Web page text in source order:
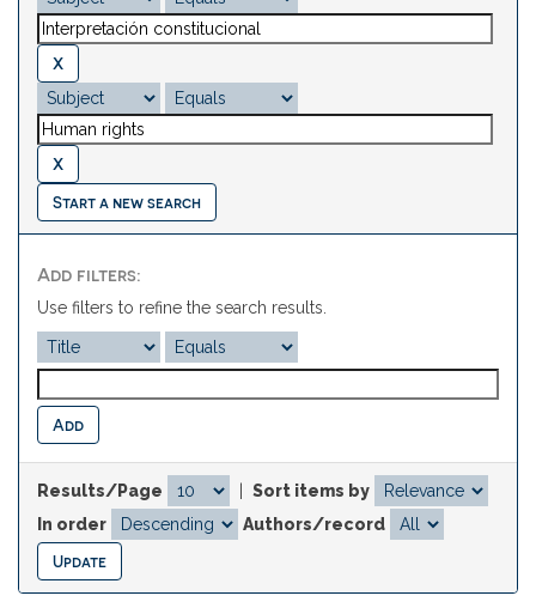
Start a new search
Add filters:
Use filters to refine the search results.
Results/Page
Sort items by
In order
Authors/record